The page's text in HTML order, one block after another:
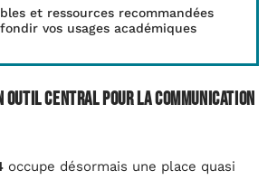
et ressources recommandées
vos usages académiques
outil central pour la communication
occupe désormais une place quasi